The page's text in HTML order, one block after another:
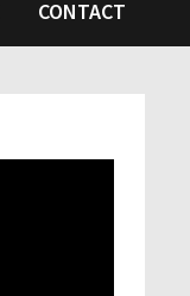
CONTACT